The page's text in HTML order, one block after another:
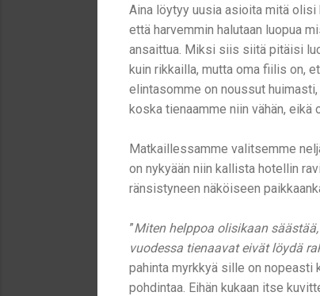
Aina löytyy uusia asioita mitä olisi
että harvemmin halutaan luopua
ansaittua. Miksi siis siitä pitäisi
kuin rikkailla, mutta oma fiilis on,
elintasomme on noussut
koska tienaamme niin vähän, eikä
Matkaillessamme valitsemme
on nykyään niin kallista hotellin
ränsistyneen näköiseen
”Miten helppoa olisikaan
vuodessa tienaavat eivät löydä
pahinta myrkkyä sille on nopeasti
pohdintaa. Eihän kukaan itse